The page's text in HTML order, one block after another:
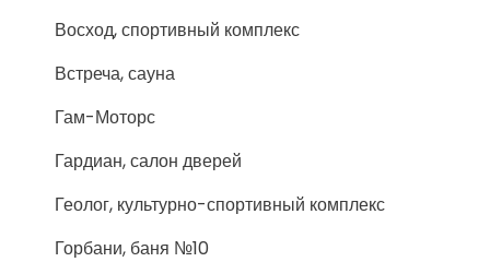
Восход, спортивный комплекс
Встреча, сауна
Гам-Моторс
Гардиан, салон дверей
Геолог, культурно-спортивный комплекс
Горбани, баня №10